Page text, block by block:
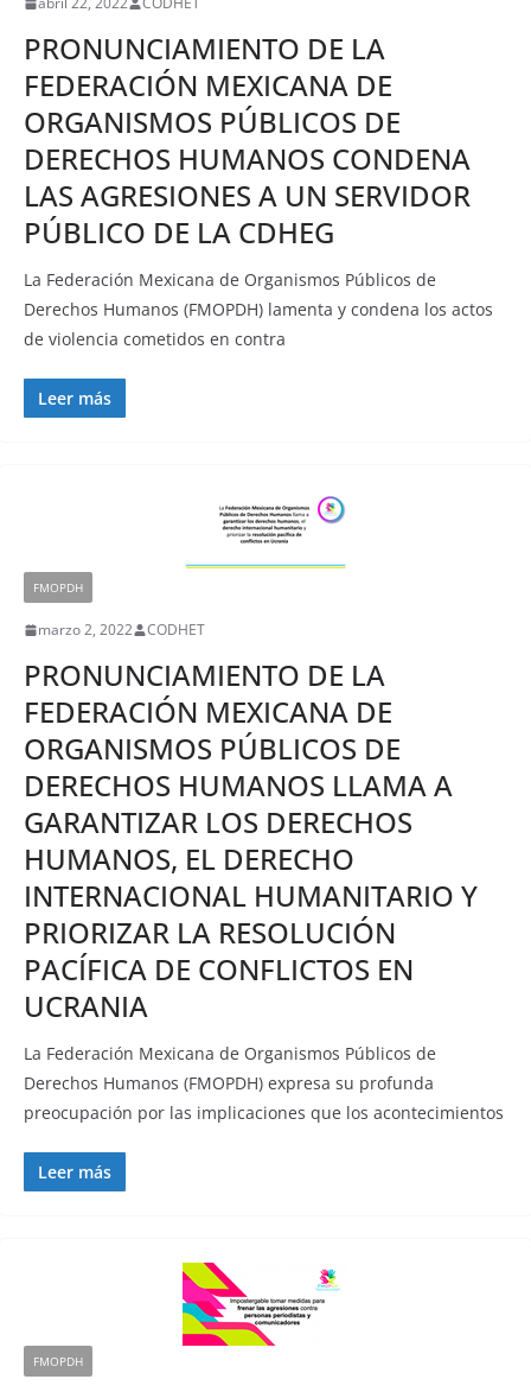
PRONUNCIAMIENTO DE LA
FEDERACIÓN MEXICANA DE
ORGANISMOS PÚBLICOS DE
DERECHOS HUMANOS CONDENA
LAS AGRESIONES A UN SERVIDOR
PÚBLICO DE LA CDHEG
La Federación Mexicana de Organismos Públicos de
Derechos Humanos (FMOPDH) lamenta y condena los actos
de violencia cometidos en contra
Leer más
FMOPDH
marzo 2, 2022 CODHET
PRONUNCIAMIENTO DE LA
FEDERACIÓN MEXICANA DE
ORGANISMOS PÚBLICOS DE
DERECHOS HUMANOS LLAMA A
GARANTIZAR LOS DERECHOS
HUMANOS, EL DERECHO
INTERNACIONAL HUMANITARIO Y
PRIORIZAR LA RESOLUCIÓN
PACÍFICA DE CONFLICTOS EN
UCRANIA
La Federación Mexicana de Organismos Públicos de
Derechos Humanos (FMOPDH) expresa su profunda
preocupación por las implicaciones que los acontecimientos
Leer más
FMOPDH